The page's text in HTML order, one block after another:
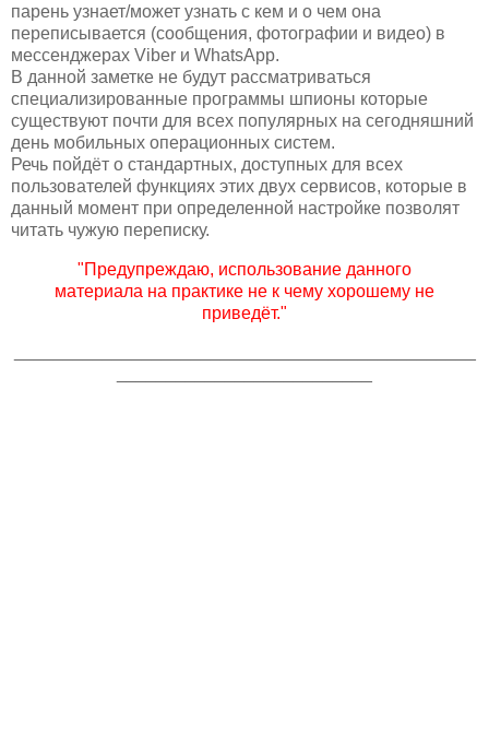
парень узнает/может узнать с кем и о чем она
переписывается (сообщения, фотографии и видео) в
мессенджерах Viber и WhatsApp.
В данной заметке не будут рассматриваться
специализированные программы шпионы которые
существуют почти для всех популярных на сегодняшний
день мобильных операционных систем.
Речь пойдёт о стандартных, доступных для всех
пользователей функциях этих двух сервисов, которые в
данный момент при определенной настройке позволят
читать чужую переписку.
"Предупреждаю, использование данного
материала на практике не к чему хорошему не
приведёт."